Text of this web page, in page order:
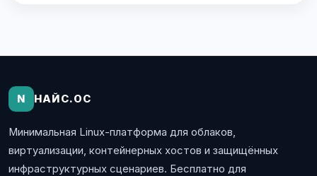
N НАЙС.ОС
Минимальная Linux-платформа для облаков,
виртуализации, контейнерных хостов и защищённых
инфраструктурных сценариев. Бесплатно для